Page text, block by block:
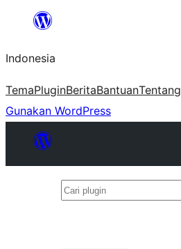
Lewati
konten
Indonesia
TemaPluginBeritaBantuanTentang
Gunakan WordPress
Cari